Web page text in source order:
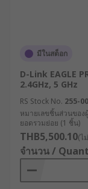
ทำการตรวจสอบ
ตารางเส้นทาง
ควรส่งข้อมูลนี้ออ
พิจารณาปัจจัยต่า
(Hop Count) คว
เส้นทางนั้น ๆ ว่ายั
สำหรับเราเตอร์
รับการพัฒนาให้มี
เทคโนโลยีการเ
การเชื่อมต่อ
ในการเชื่อม
มีในสต็อก
D-Link EAGLE
2.4GHz, 5 GHz
RS Stock No. 255-
หมายเลขชิ้นส่วนของ
ยอดรวมย่อย (1 ชิ้น)
THB5,500.10(ไ
จำนวน /